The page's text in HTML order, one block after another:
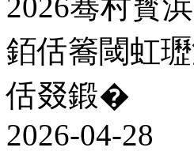
銆佸簥閾虹
佸叕鍛�
2026-04-28